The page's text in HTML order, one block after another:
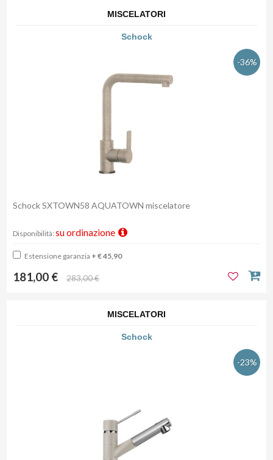
MISCELATORI
Schock
-36%
Schock SXTOWN58 AQUATOWN miscelatore
Disponibilità: su ordinazione
Estensione garanzia + € 45,90
181,00 € 283,00 €
MISCELATORI
Schock
-23%